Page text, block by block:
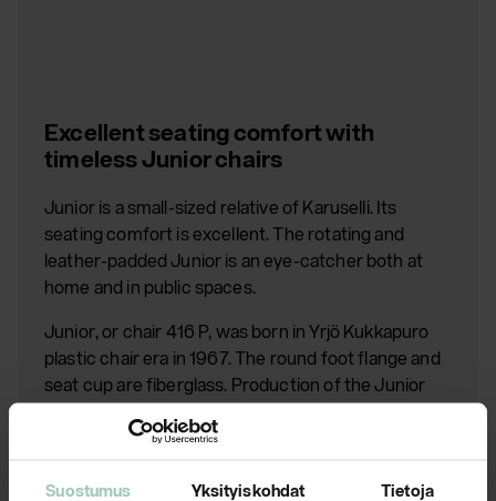
Suostumus Yksityiskohdat Tietoja
Excellent seating comfort with
timeless Junior chairs
Junior is a small-sized relative of Karuselli. Its
seating comfort is excellent. The rotating and
leather-padded Junior is an eye-catcher both at
home and in public spaces.
Junior, or chair 416 P, was born in Yrjö Kukkapuro
plastic chair era in 1967. The round foot flange and
seat cup are fiberglass. Production of the Junior
was discontinued in 1977 and it was put back into
production in the 2000s.